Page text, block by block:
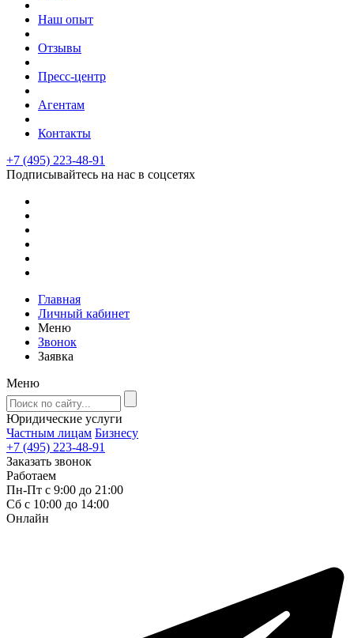
Наш опыт
Отзывы
Пресс-центр
Агентам
Контакты
+7 (495) 223-48-91
Подписывайтесь на нас в соцсетях
Главная
Личный кабинет
Меню
Звонок
Заявка
Меню
Юридические услуги
Частным лицам Бизнесу
+7 (495) 223-48-91
Заказать звонок
Работаем
Пн-Пт с 9:00 до 21:00
Сб с 10:00 до 14:00
Онлайн